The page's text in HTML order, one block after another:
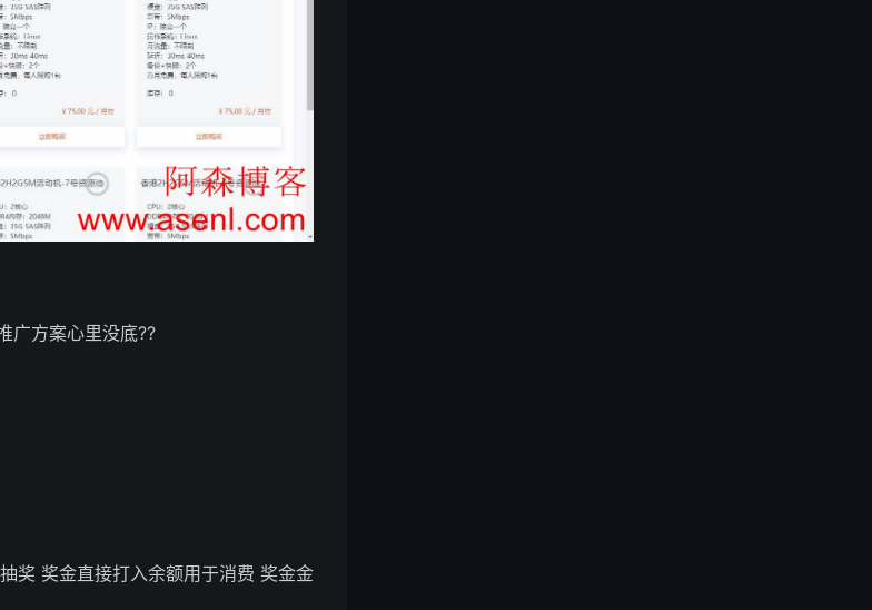
广方案心里没底??
奖 奖金直接打入余额用于消费 奖金金